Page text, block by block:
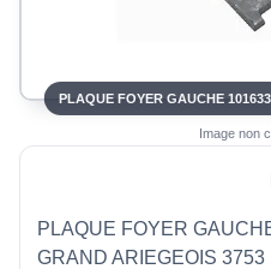
Image non
PLAQUE FOYER
GRAND ARIEGEOIS 3753